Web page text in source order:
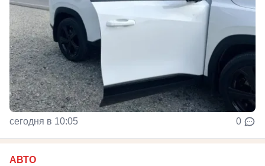
сегодня в 10:05 0
АВТО